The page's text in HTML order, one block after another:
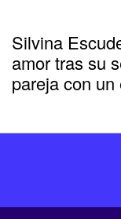
Silvina
amor tras su
pareja con